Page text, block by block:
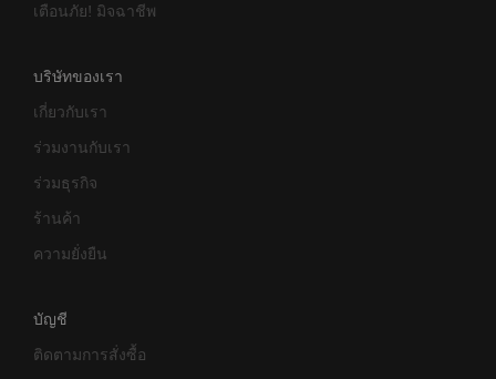
เตือนภัย! มิจฉาชีพ
บริษัทของเรา
เกี่ยวกับเรา
ร่วมงานกับเรา
ร่วมธุรกิจ
ร้านค้า
ความยั่งยืน
บัญชี
ติดตามการสั่งซื้อ